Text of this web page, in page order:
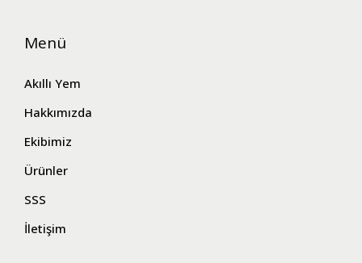
Menü
Akıllı Yem
Hakkımızda
Ekibimiz
Ürünler
SSS
İletişim